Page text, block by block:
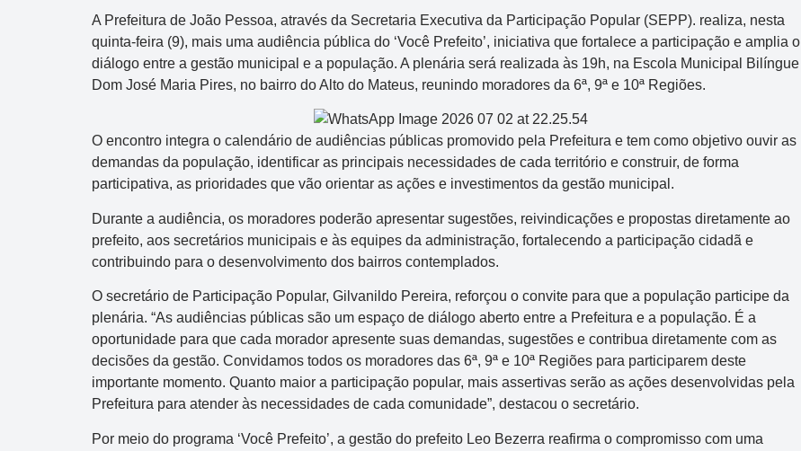
A Prefeitura de João Pessoa, através da Secretaria Executiva da Participação Popular (SEPP). realiza, nesta
quinta-feira (9), mais uma audiência pública do ‘Você Prefeito’, iniciativa que fortalece a participação e amplia o
diálogo entre a gestão municipal e a população. A plenária será realizada às 19h, na Escola Municipal Bilíngue
Dom José Maria Pires, no bairro do Alto do Mateus, reunindo moradores da 6ª, 9ª e 10ª Regiões.
O encontro integra o calendário de audiências públicas promovido pela Prefeitura e tem como objetivo ouvir as
demandas da população, identificar as principais necessidades de cada território e construir, de forma
participativa, as prioridades que vão orientar as ações e investimentos da gestão municipal.
Durante a audiência, os moradores poderão apresentar sugestões, reivindicações e propostas diretamente ao
prefeito, aos secretários municipais e às equipes da administração, fortalecendo a participação cidadã e
contribuindo para o desenvolvimento dos bairros contemplados.
O secretário de Participação Popular, Gilvanildo Pereira, reforçou o convite para que a população participe da
plenária. “As audiências públicas são um espaço de diálogo aberto entre a Prefeitura e a população. É a
oportunidade para que cada morador apresente suas demandas, sugestões e contribua diretamente com as
decisões da gestão. Convidamos todos os moradores das 6ª, 9ª e 10ª Regiões para participarem deste
importante momento. Quanto maior a participação popular, mais assertivas serão as ações desenvolvidas pela
Prefeitura para atender às necessidades de cada comunidade”, destacou o secretário.
Por meio do programa ‘Você Prefeito’, a gestão do prefeito Leo Bezerra reafirma o compromisso com uma